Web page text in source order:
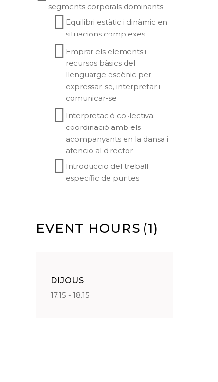
segments corporals dominants
Equilibri estàtic i dinàmic en
situacions complexes
Emprar els elements i
recursos bàsics del
llenguatge escènic per
expressar-se, interpretar i
comunicar-se
Interpretació col·lectiva:
coordinació amb els
acompanyants en la dansa i
atenció al director
Introducció del treball
específic de puntes
EVENT HOURS (1)
DIJOUS
17.15 - 18.15